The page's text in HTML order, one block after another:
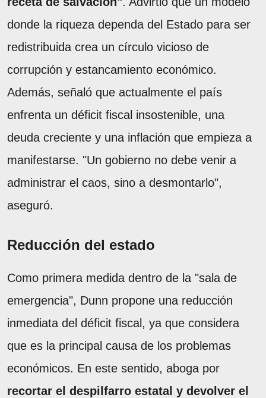
donde la riqueza dependa del Estado para ser
redistribuida crea un círculo vicioso de
corrupción y estancamiento económico.
Además, señaló que actualmente el país
enfrenta un déficit fiscal insostenible, una
deuda creciente y una inflación que empieza a
manifestarse. "Un gobierno no debe venir a
administrar el caos, sino a desmontarlo",
aseguró.
Reducción del estado
Como primera medida dentro de la "sala de
emergencia", Dunn propone una reducción
inmediata del déficit fiscal, ya que considera
que es la principal causa de los problemas
económicos. En este sentido, aboga por
recortar el despilfarro estatal y devolver el